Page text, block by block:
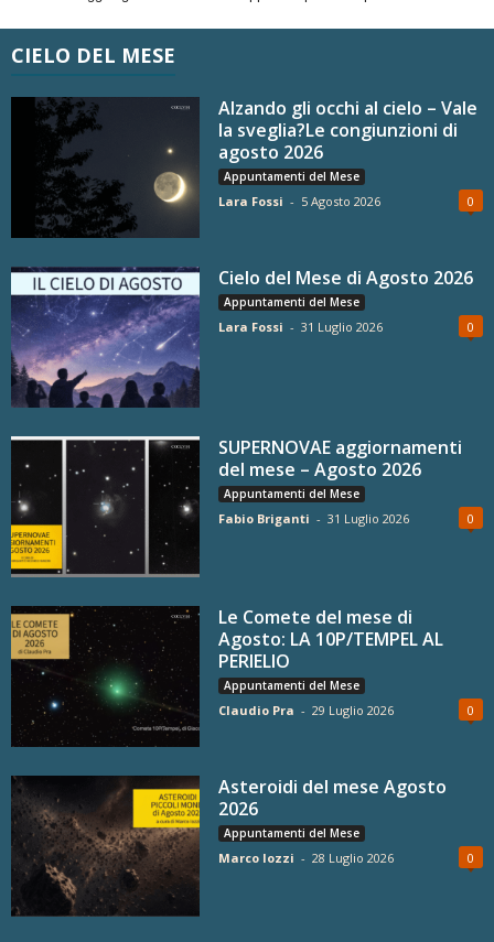
CIELO DEL MESE
Alzando gli occhi al cielo – Vale
la sveglia?Le congiunzioni di
agosto 2026
Appuntamenti del Mese
Lara Fossi - 5 Agosto 2026 0
Cielo del Mese di Agosto 2026
Appuntamenti del Mese
Lara Fossi - 31 Luglio 2026 0
SUPERNOVAE aggiornamenti
del mese – Agosto 2026
Appuntamenti del Mese
Fabio Briganti - 31 Luglio 2026 0
Le Comete del mese di
Agosto: LA 10P/TEMPEL AL
PERIELIO
Appuntamenti del Mese
Claudio Pra - 29 Luglio 2026 0
Asteroidi del mese Agosto
2026
Appuntamenti del Mese
Marco Iozzi - 28 Luglio 2026 0